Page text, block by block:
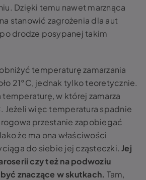
Dzięki temu nawet marznąca
stanowić zagrożenia dla aut
drodze posypanej takim
temperaturę zamarzania
21°C, jednak tylko teoretycznie.
w której zamarza
Jeżeli więc temperatura spadnie
przestanie zapobiegać
że ma ona właściwości
do siebie jej cząsteczki.Jej
czy też na podwoziu
znaczące w skutkach. Tam,